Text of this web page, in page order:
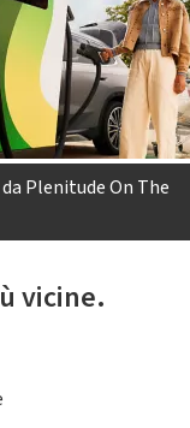
Plenitude On The
vicine.